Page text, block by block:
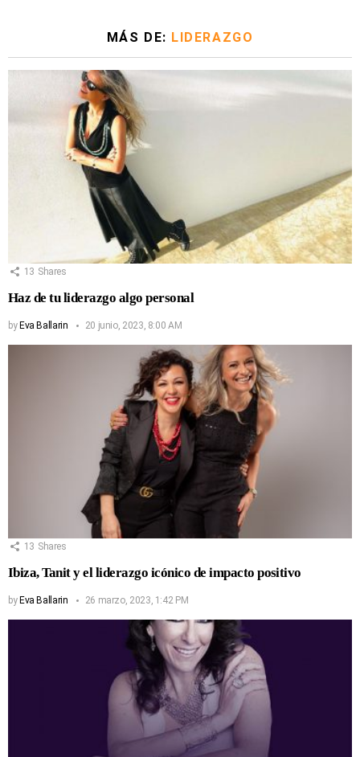
MÁS DE: LIDERAZGO
13 Shares
Haz de tu liderazgo algo personal
by Eva Ballarin 20 junio, 2023, 8:00 AM
13 Shares
Ibiza, Tanit y el liderazgo icónico de impacto positivo
byEva Ballarin 26 marzo, 2023, 1:42 PM